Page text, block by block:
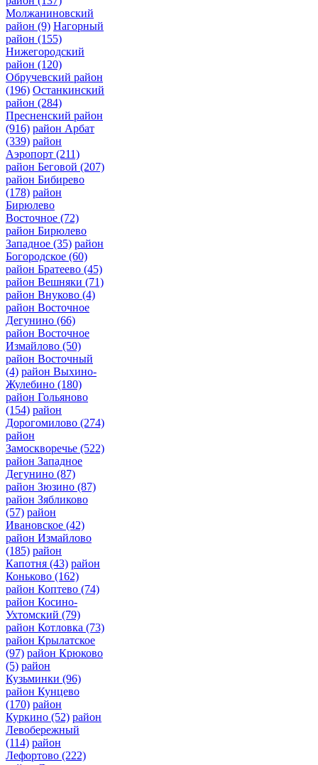
Молжаниновский
район (9) Нагорный
район (155)
Нижегородский
район (120)
Обручевский район
(196) Останкинский
район (284)
Пресненский район
(916) район Арбат
(339) район
Аэропорт (211)
район Беговой (207)
район Бибирево
(178) район
Бирюлево
Восточное (72)
район Бирюлево
Западное (35) район
Богородское (60)
район Братеево (45)
район Вешняки (71)
район Внуково (4)
район Восточное
Дегунино (66)
район Восточное
Измайлово (50)
район Восточный
(4) район Выхино-
Жулебино (180)
район Гольяново
(154) район
Дорогомилово (274)
район
Замоскворечье (522)
район Западное
Дегунино (87)
район Зюзино (87)
район Зябликово
(57) район
Ивановское (42)
район Измайлово
(185) район
Капотня (43) район
Коньково (162)
район Коптево (74)
район Косино-
Ухтомский (79)
район Котловка (73)
район Крылатское
(97) район Крюково
(5) район
Кузьминки (96)
район Кунцево
(170) район
Куркино (52) район
Левобережный
(114) район
Лефортово (222)